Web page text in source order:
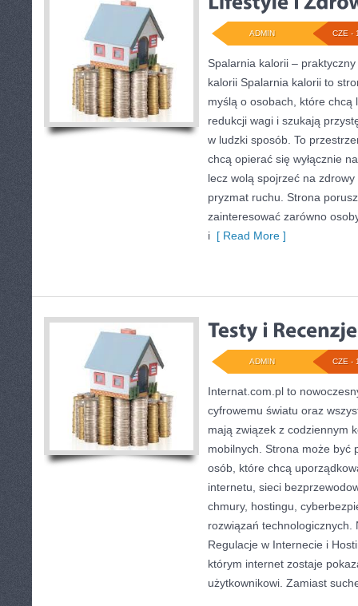
CZE -
ADMIN
Spalarnia kalorii –
kalorii Spalarnia kalorii to
myślą o osobach, które chcą
redukcji wagi i szukają
w ludzki sposób. To
chcą opierać się wyłącznie
lecz wolą spojrzeć na
pryzmat ruchu. Strona
zainteresować zarówno
i [ Read More ]
CZE -
ADMIN
Internat.com.pl to
cyfrowemu światu oraz
mają związek z codziennym
mobilnych. Strona może być
osób, które chcą
internetu, sieci
chmury, hostingu,
rozwiązań technologicznych.
Regulacje w Internecie i
którym internet zostaje
użytkownikowi. Zamiast